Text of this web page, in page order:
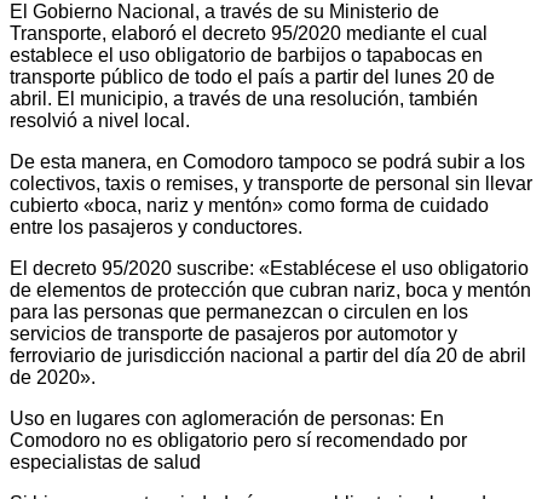
El Gobierno Nacional, a través de su Ministerio de
Transporte, elaboró el decreto 95/2020 mediante el cual
establece el uso obligatorio de barbijos o tapabocas en
transporte público de todo el país a partir del lunes 20 de
abril. El municipio, a través de una resolución, también
resolvió a nivel local.
De esta manera, en Comodoro tampoco se podrá subir a los
colectivos, taxis o remises, y transporte de personal sin llevar
cubierto «boca, nariz y mentón» como forma de cuidado
entre los pasajeros y conductores.
El decreto 95/2020 suscribe: «Establécese el uso obligatorio
de elementos de protección que cubran nariz, boca y mentón
para las personas que permanezcan o circulen en los
servicios de transporte de pasajeros por automotor y
ferroviario de jurisdicción nacional a partir del día 20 de abril
de 2020».
Uso en lugares con aglomeración de personas: En
Comodoro no es obligatorio pero sí recomendado por
especialistas de salud